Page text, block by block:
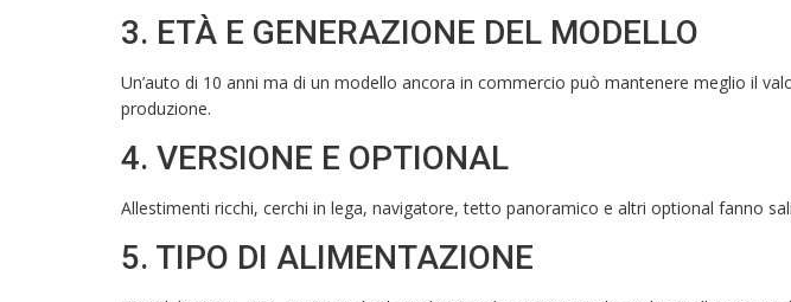
3. ETÀ E GENERAZIONE DEL MODELLO
Un’auto di 10 anni ma di un modello ancora in commercio può mantenere meglio il
produzione.
4. VERSIONE E OPTIONAL
Allestimenti ricchi, cerchi in lega, navigatore, tetto panoramico e altri optional fanno
5. TIPO DI ALIMENTAZIONE